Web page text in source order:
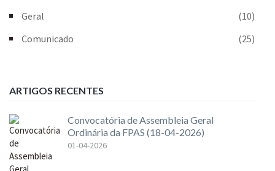
Geral
(10)
Comunicado
(25)
ARTIGOS RECENTES
Convocatória de Assembleia Geral
Ordinária da FPAS (18-04-2026)
01-04-2026